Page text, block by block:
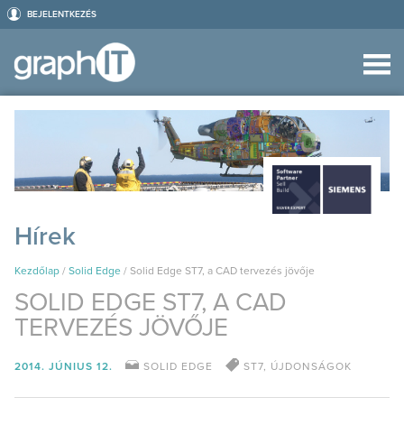
BEJELENTKEZÉS
Hírek
Kezdőlap / Solid Edge / Solid Edge ST7, a CAD tervezés jövője
SOLID EDGE ST7, A CAD
TERVEZÉS JÖVŐJE
2014. JÚNIUS 12. SOLID EDGE ST7, ÚJDONSÁGOK